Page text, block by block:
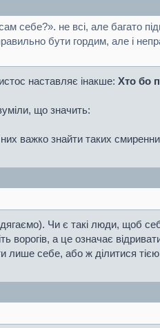
себе?». не всі, але багато
бути гордим, але і
наставляє інакше: Хто бо
що значить:
важко знайти таких
Чи є такі люди, щоб
а це означає
лише себе, або ж ділитися